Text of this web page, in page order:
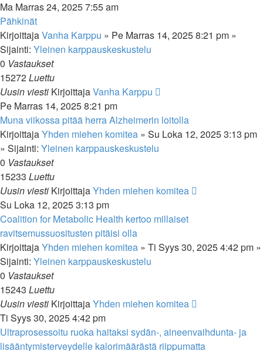
Ma Marras 24, 2025 7:55 am
Pähkinät
KirjoittajaVanha Karppu » Pe Marras 14, 2025 8:21 pm »
Sijainti: Yleinen karppauskeskustelu
0 Vastaukset
15272Luettu
Uusin viesti KirjoittajaVanha Karppu
Pe Marras 14, 2025 8:21 pm
Muna viikossa pitää herra Alzheimerin loitolla
KirjoittajaYhden miehen komitea » Su Loka 12, 2025 3:13 pm
» Sijainti: Yleinen karppauskeskustelu
0 Vastaukset
15233 Luettu
Uusin viesti KirjoittajaYhden miehen komitea
Su Loka 12, 2025 3:13 pm
Coalition for Metabolic Health kertoo millaiset
ravitsemussuositusten pitäisi olla
KirjoittajaYhden miehen komitea » Ti Syys 30, 2025 4:42 pm »
Sijainti: Yleinen karppauskeskustelu
0 Vastaukset
15243 Luettu
Uusin viesti KirjoittajaYhden miehen komitea
Ti Syys 30, 2025 4:42 pm
Ultraprosessoitu ruoka haitaksi sydän-, aineenvaihdunta- ja
lisääntymisterveydelle kalorimäärästä riippumatta